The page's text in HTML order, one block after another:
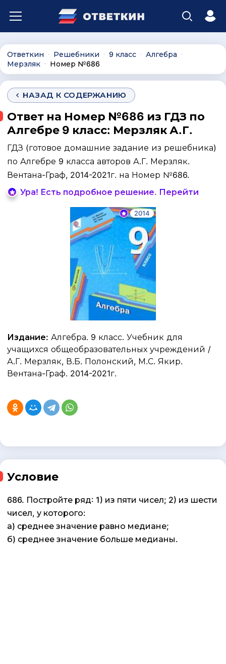
Ответкин ∙ Решебники ∙ 9 класс ∙ Алгебра ∙
Мерзляк ∙ Номер №686
НАЗАД К СОДЕРЖАНИЮ
Ответ на Номер №686 из ГДЗ по
Алгебре 9 класс: Мерзляк А.Г.
ГДЗ (готовое домашние задание из решебника)
по Алгебре 9 класса авторов А.Г. Мерзляк.
Вентана-Граф, 2014-2021г. на Номер №686.
Ура! Есть подробное решение. Перейти
2014
Издание: Алгебра. 9 класс. Учебник для
учащихся общеобразовательных учреждений /
А.Г. Мерзляк, В.Б. Полонский, М.С. Якир.
Вентана-Граф. 2014-2021г.
Условие
686. Постройте ряд: 1) из пяти чисел; 2) из шести
чисел, у которого:
а) среднее значение равно медиане;
б) среднее значение больше медианы.